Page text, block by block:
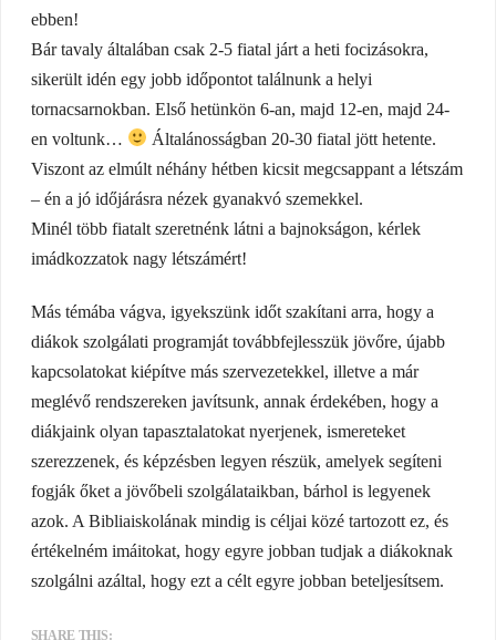
ebben!
Bár tavaly általában csak 2-5 fiatal járt a heti focizásokra,
sikerült idén egy jobb időpontot találnunk a helyi
tornacsarnokban. Első hetünkön 6-an, majd 12-en, majd 24-
en voltunk…
Általánosságban 20-30 fiatal jött hetente.
Viszont az elmúlt néhány hétben kicsit megcsappant a létszám
– én a jó időjárásra nézek gyanakvó szemekkel.
Minél több fiatalt szeretnénk látni a bajnokságon, kérlek
imádkozzatok nagy létszámért!
Más témába vágva, igyekszünk időt szakítani arra, hogy a
diákok szolgálati programját továbbfejlesszük jövőre, újabb
kapcsolatokat kiépítve más szervezetekkel, illetve a már
meglévő rendszereken javítsunk, annak érdekében, hogy a
diákjaink olyan tapasztalatokat nyerjenek, ismereteket
szerezzenek, és képzésben legyen részük, amelyek segíteni
fogják őket a jövőbeli szolgálataikban, bárhol is legyenek
azok. A Bibliaiskolának mindig is céljai közé tartozott ez, és
értékelném imáitokat, hogy egyre jobban tudjak a diákoknak
szolgálni azáltal, hogy ezt a célt egyre jobban beteljesítsem.
SHARE THIS: